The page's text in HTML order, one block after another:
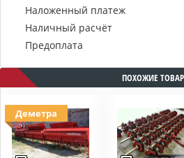
Наложенный платеж
Наличный расчёт
Предоплата
ПОХОЖИЕ
Деметра